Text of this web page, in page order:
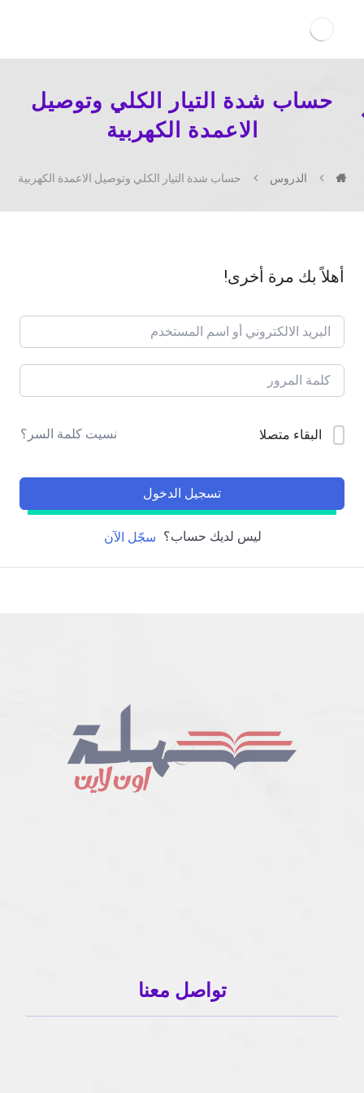
حساب شدة التيار الكلي وتوصيل
الاعمدة الكهربية
الدروس حساب شدة التيار الكلي وتوصيل الاعمدة الكهربية
أهلاً بك مرة أخرى!
البقاء متصلا نسيت كلمة السر؟
تسجيل الدخول
ليس لديك حساب؟ سجّل الآن
تواصل معنا